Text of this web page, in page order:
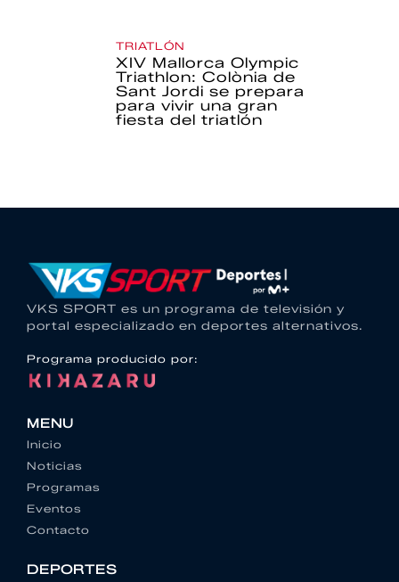
TRIATLÓN
XIV Mallorca Olympic
Triathlon: Colònia de
Sant Jordi se prepara
para vivir una gran
fiesta del triatlón
VKS SPORT es un programa de televisión y
portal especializado en deportes alternativos.
Programa producido por:
MENU
Inicio
Noticias
Programas
Eventos
Contacto
DEPORTES